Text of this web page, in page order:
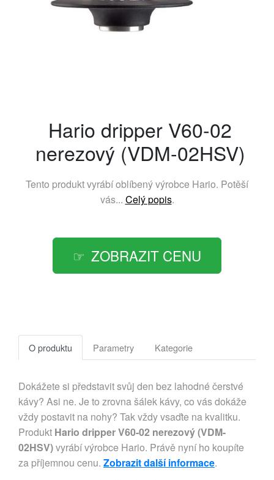
Hario dripper V60-02
nerezový (VDM-02HSV)
Tento produkt vyrábí oblíbený výrobce Hario. Potěší
vás... Celý popis.
ZOBRAZIT CENU
O produktu Parametry Kategorie
Dokážete si představit svůj den bez lahodné čerstvé
kávy? Asi ne. Je to zrovna šálek kávy, co vás dokáže
vždy postavit na nohy? Tak vždy vsaďte na kvalitku.
Produkt Hario dripper V60-02 nerezový (VDM-
02HSV)vyrábí výrobce Hario. Právě nyní ho koupíte
za příjemnou cenu. Zobrazit další informace.